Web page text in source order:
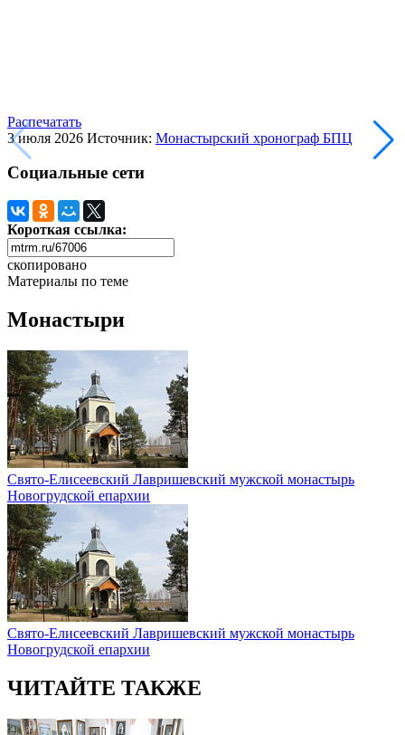
Распечатать
3 июля 2026 Источник: Монастырский хронограф БПЦ
Социальные сети
Короткая ссылка:
скопировано
Материалы по теме
Монастыри
Свято-Елисеевский Лавришевский мужской монастырь
Новогрудской епархии
Свято-Елисеевский Лавришевский мужской монастырь
Новогрудской епархии
ЧИТАЙТЕ ТАКЖЕ